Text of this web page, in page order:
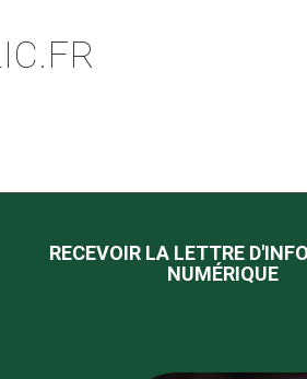
RECEVOIR LA LETTRE
NUMÉRIQUE